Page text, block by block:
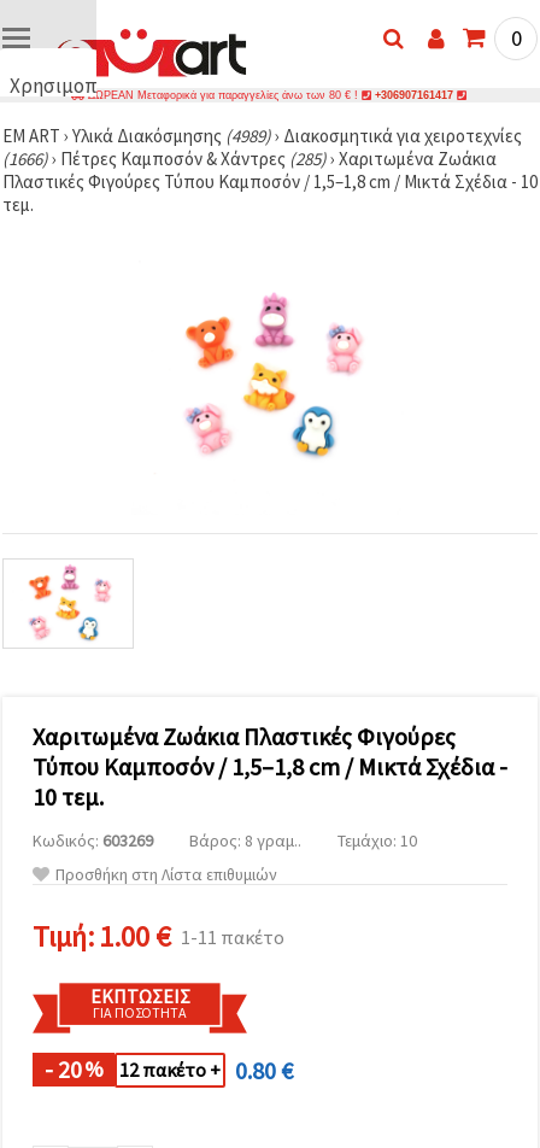
Χρησιμοποιούμε
🍪
Χρησιμοποιούμε
cookies και
παρόμοιες
την
προβάλλουμε
πιο σχετικό
περιεχόμενο
και
των
συνεργατών
μας για
αναλύσεις
μάρκετινγκ.
Μπορείτε
χρησιμοποιήσετε
cookies
κάνοντας
κλικ στον
καθορίστε
0
ΔΩΡΕΑΝ Μεταφορικά για παραγγελίες άνω των 80 € ! +306907161417
EM ART › Υλικά Διακόσμησης (4989)› Διακοσμητικά για χειροτεχνίες
(1666)› Πέτρες Καμποσόν & Χάντρες (285)› Χαριτωμένα Ζωάκια
Πλαστικές Φιγούρες Τύπου Καμποσόν / 1,5–1,8 cm / Μικτά Σχέδια - 10
τεμ.
Χαριτωμένα Ζωάκια Πλαστικές Φιγούρες
Τύπου Καμποσόν / 1,5–1,8 cm / Μικτά Σχέδια -
10 τεμ.
Κωδικός: 603269 Βάρος: 8 γραμ..
Τεμάχιο: 10
Προσθήκη στη Λίστα επιθυμιών
Τιμή:1.00 € 1-11 πακέτο
ΕΚΠΤΏΣΕΙΣ
ΓΙΑ ΠΟΣΌΤΗΤΑ
- 20% 12 πακέτο + 0.80 €